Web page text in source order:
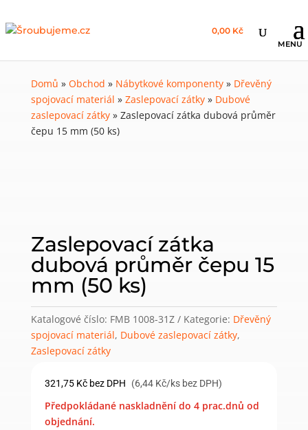
0,00 Kč
Domů » Obchod » Nábytkové komponenty» Dřevěný
spojovací materiál » Zaslepovací zátky» Dubové
zaslepovací zátky» Zaslepovací zátka dubová průměr
čepu 15 mm (50 ks)
Zaslepovací zátka
dubová průměr čepu 15
mm (50 ks)
Katalogové číslo: FMB 1008-31Z Kategorie: Dřevěný
spojovací materiál, Dubové zaslepovací zátky,
Zaslepovací zátky
321,75 Kč bez DPH (6,44 Kč/ks bez DPH)
Předpokládané naskladnění do 4 prac.dnů od
objednání.